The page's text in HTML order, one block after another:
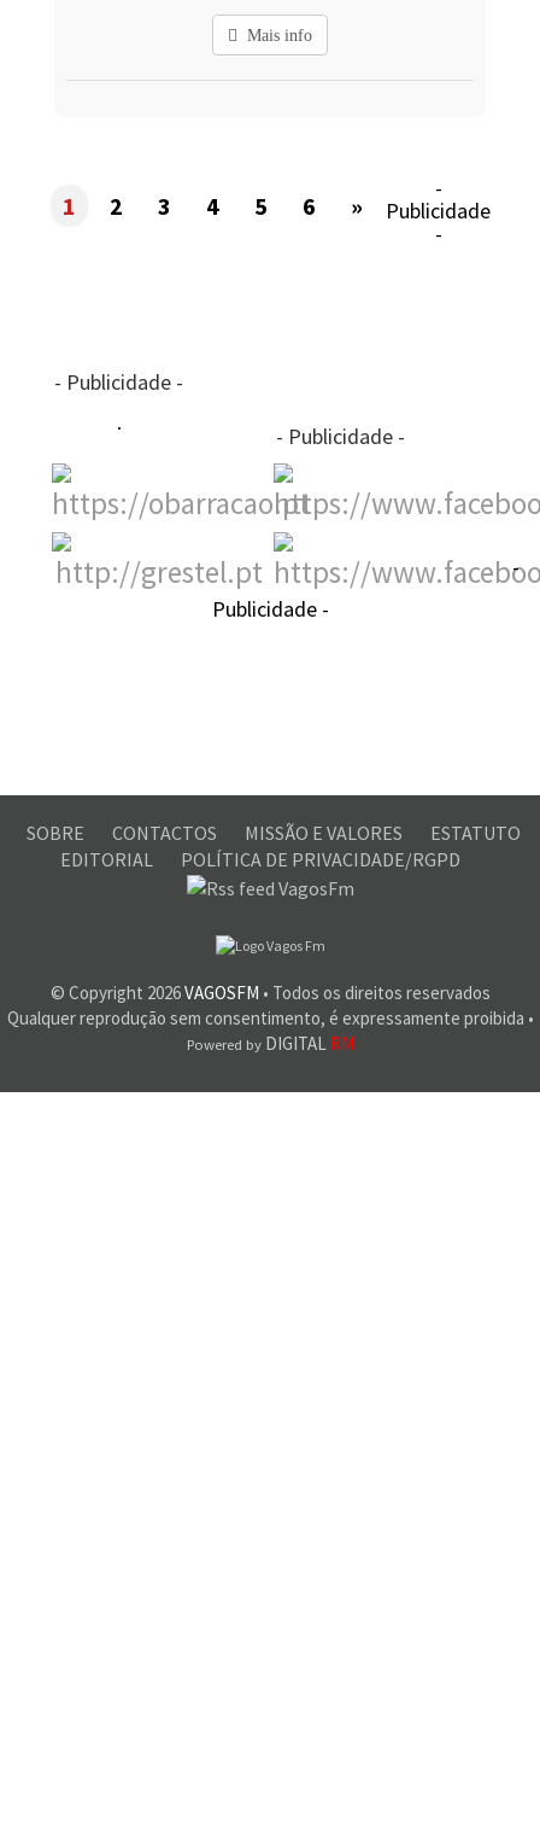
Mais info
1 2 3 4 5 6 »
-
Publicidade
-
- Publicidade -
- Publicidade -
-
Publicidade -
SOBRE CONTACTOS MISSÃO E VALORES
ESTATUTO
EDITORIAL
POLÍTICA DE PRIVACIDADE/RGPD
© Copyright 2026VAGOSFM • Todos os direitos reservados
Qualquer reprodução sem consentimento, é expressamente proibida •
Powered byDIGITAL RM